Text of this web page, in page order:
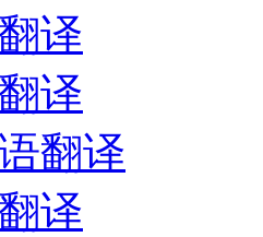
译
译
翻译
译